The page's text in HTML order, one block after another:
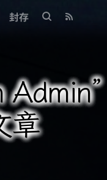
封存
Admin”
章